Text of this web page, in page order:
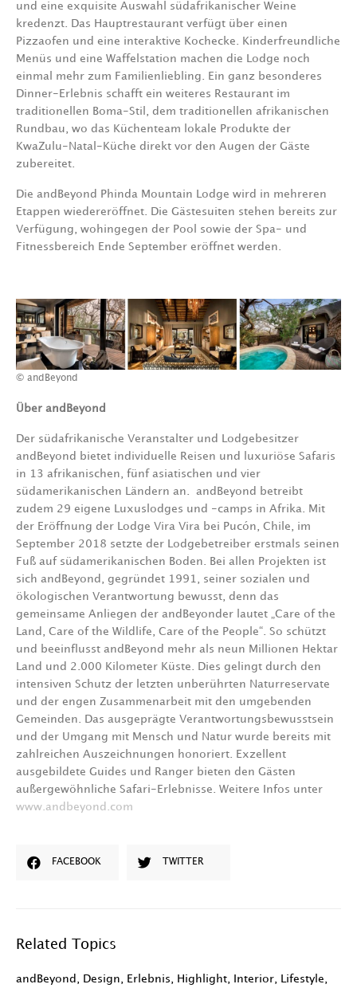
und eine exquisite Auswahl südafrikanischer Weine
kredenzt. Das Hauptrestaurant verfügt über einen
Pizzaofen und eine interaktive Kochecke. Kinderfreundliche
Menüs und eine Waffelstation machen die Lodge noch
einmal mehr zum Familienliebling. Ein ganz besonderes
Dinner-Erlebnis schafft ein weiteres Restaurant im
traditionellen Boma-Stil, dem traditionellen afrikanischen
Rundbau, wo das Küchenteam lokale Produkte der
KwaZulu-Natal-Küche direkt vor den Augen der Gäste
zubereitet.
Die andBeyond Phinda Mountain Lodge wird in mehreren
Etappen wiedereröffnet. Die Gästesuiten stehen bereits zur
Verfügung, wohingegen der Pool sowie der Spa- und
Fitnessbereich Ende September eröffnet werden.
© andBeyond
Über andBeyond
Der südafrikanische Veranstalter und Lodgebesitzer
andBeyond bietet individuelle Reisen und luxuriöse Safaris
in 13 afrikanischen, fünf asiatischen und vier
südamerikanischen Ländern an.
andBeyond betreibt
zudem 29 eigene Luxuslodges und -camps in Afrika. Mit
der Eröffnung der Lodge Vira Vira bei Pucón, Chile, im
September 2018 setzte der Lodgebetreiber erstmals seinen
Fuß auf südamerikanischen Boden. Bei allen Projekten ist
sich andBeyond, gegründet 1991, seiner sozialen und
ökologischen Verantwortung bewusst, denn das
gemeinsame Anliegen der andBeyonder lautet „Care of the
Land, Care of the Wildlife, Care of the People“. So schützt
und beeinflusst andBeyond mehr als neun Millionen Hektar
Land und 2.000 Kilometer Küste. Dies gelingt durch den
intensiven Schutz der letzten unberührten Naturreservate
und der engen Zusammenarbeit mit den umgebenden
Gemeinden. Das ausgeprägte Verantwortungsbewusstsein
und der Umgang mit Mensch und Natur wurde bereits mit
zahlreichen Auszeichnungen honoriert. Exzellent
ausgebildete Guides und Ranger bieten den Gästen
außergewöhnliche Safari-Erlebnisse. Weitere Infos unter
www.andbeyond.com
FACEBOOK TWITTER
Related Topics
andBeyond Design Erlebnis Highlight Interior Lifestyle